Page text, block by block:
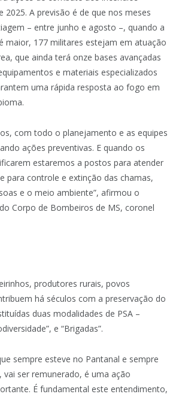
2025. A previsão é de que nos meses
– entre junho e agosto –, quando a
maior, 177 militares estejam em atuação
que ainda terá onze bases avançadas
e materiais especializados
uma rápida resposta ao fogo em
com todo o planejamento e as equipes
ações preventivas. E quando os
estaremos a postos para atender
para controle e extinção das chamas,
e o meio ambiente”, afirmou o
Corpo de Bombeiros de MS, coronel
produtores rurais, povos
há séculos com a preservação do
duas modalidades de PSA –
e “Brigadas”.
sempre esteve no Pantanal e sempre
ser remunerado, é uma ação
É fundamental este entendimento,